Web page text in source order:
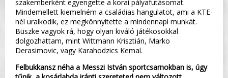
szakemberként egyengette a korai pályafutásomat.
Mindemellett kiemelném a családias hangulatot, ami a KTE-
nél uralkodik, ez megkönnyítette a mindennapi munkát.
Büszke vagyok rá, hogy olyan kiváló játékosokkal
dolgozhattam, mint Wittmann Krisztián, Marko
Derasimovic, vagy Karahodzics Kemal.
Felbukkansz néha a Messzi István sportcsarnokban is, úgy